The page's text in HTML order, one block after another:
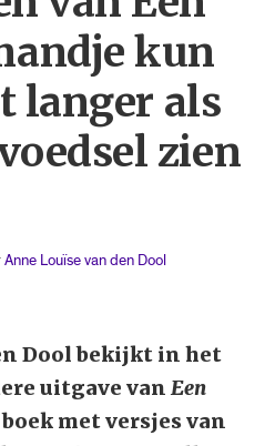
kun
langer als
zien
Anne Louïse van den Dool
Dool bekijkt in het
uitgave van Een
boek met versjes van